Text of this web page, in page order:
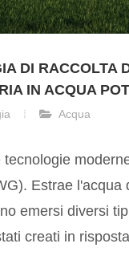
DI RACCOLTA
IN ACQUA
Acqua
Estrae l'acqua
emersi diversi
creati in